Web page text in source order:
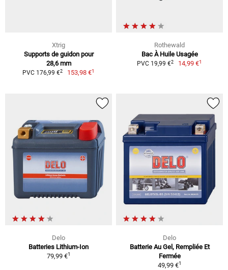
Xtrig
Supports de guidon pour
28,6 mm
PVC 176,99 €2 153,98 €1
Rothewald
Bac À Huile Usagée
PVC 19,99 €2 14,99 €1
Delo
Batteries Lithium-Ion
79,99 €1
Delo
Batterie Au Gel, Rempliée Et
Fermée
49,99 €1